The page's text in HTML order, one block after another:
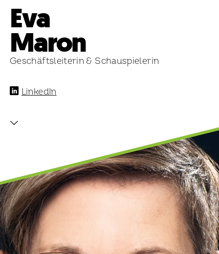
Eva
Maron
Geschäftsleiterin & Schauspielerin
LinkedIn